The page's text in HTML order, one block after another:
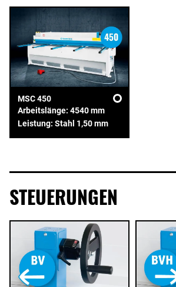
MSC 450
Arbeitslänge: 4540 mm
Leistung: Stahl 1,50 mm
STEUERUNGEN